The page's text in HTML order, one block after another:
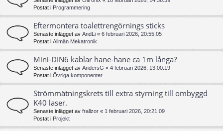
Postat i Programmering
Eftermontera toalettrengörnings sticks
Senaste inlägget av AndLi « 6 februari 2026, 20:55:05
Postat i Allmän Mekatronik
Mini-DIN6 kablar hane-hane ca 1m långa?
Senaste inlägget av AndersG « 4 februari 2026, 13:00:19
Postat i Övriga komponenter
Strömmätningskrets till extra styrning till ombyggd
K40 laser.
Senaste inlägget av frallzor « 1 februari 2026, 20:21:09
Postat i Projekt